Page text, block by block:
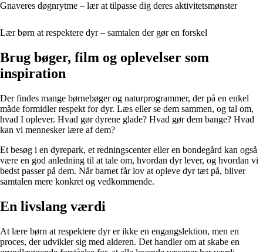
Gnaveres døgnrytme – lær at tilpasse dig deres aktivitetsmønster
Lær børn at respektere dyr – samtalen der gør en forskel
Brug bøger, film og oplevelser som
inspiration
Der findes mange børnebøger og naturprogrammer, der på en enkel
måde formidler respekt for dyr. Læs eller se dem sammen, og tal om,
hvad I oplever. Hvad gør dyrene glade? Hvad gør dem bange? Hvad
kan vi mennesker lære af dem?
Et besøg i en dyrepark, et redningscenter eller en bondegård kan også
være en god anledning til at tale om, hvordan dyr lever, og hvordan vi
bedst passer på dem. Når barnet får lov at opleve dyr tæt på, bliver
samtalen mere konkret og vedkommende.
En livslang værdi
At lære børn at respektere dyr er ikke en engangslektion, men en
proces, der udvikler sig med alderen. Det handler om at skabe en